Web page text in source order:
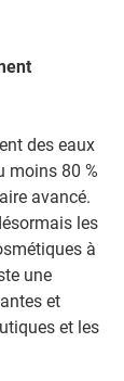
des eaux
moins 80 %
avancé.
les
à
une
et
et les